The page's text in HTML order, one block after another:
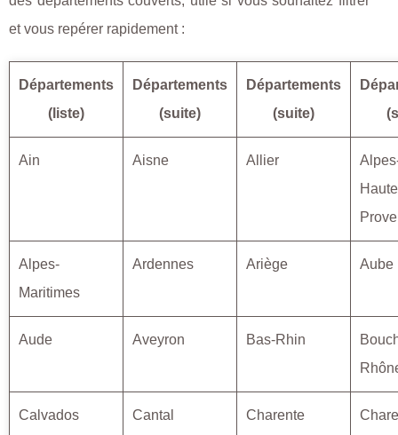
et vous repérer rapidement :
Départements
(liste)
Départements
(suite)
Départements
(suite)
Ain Aisne Allier
Alpes-
Maritimes
Ardennes Ariège Aube
Aude Aveyron Bas-Rhin
Calvados Cantal Charente